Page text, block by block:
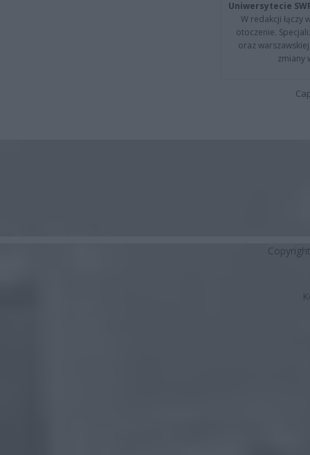
Uniwersytecie
W redakcji łączy
otoczenie.
oraz
zmiany